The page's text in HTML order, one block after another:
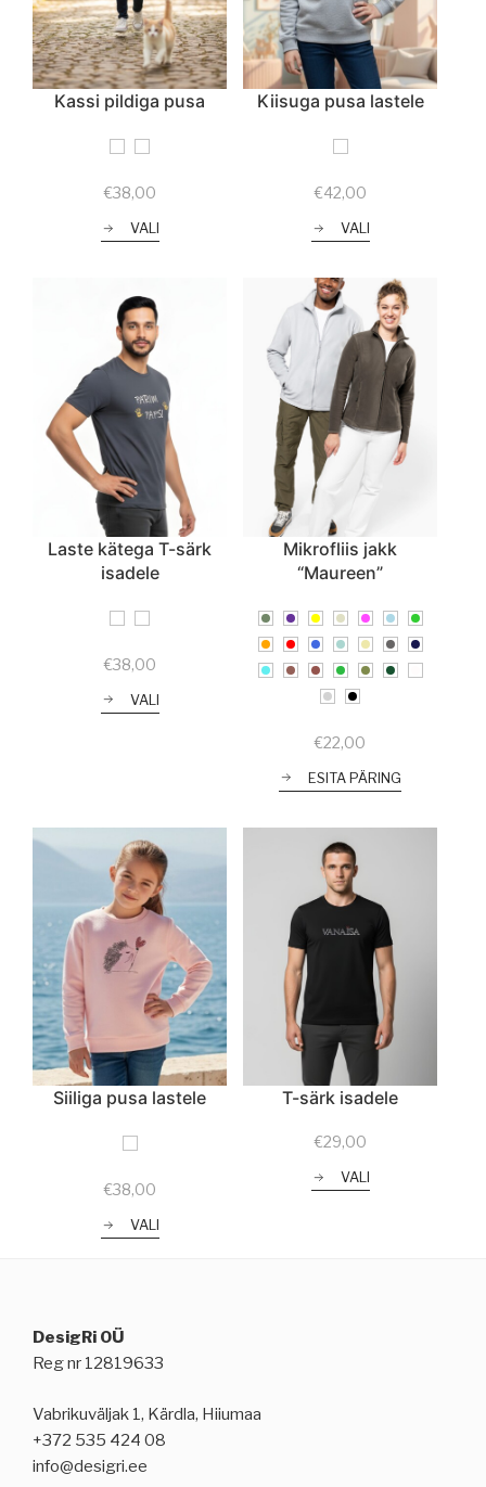
Kassi pildiga pusa
€38,00
VALI
Kiisuga pusa lastele
€42,00
VALI
Laste kätega T-särk
isadele
€38,00
VALI
Mikrofliis jakk
“Maureen”
€22,00
ESITA PÄRING
Siiliga pusa lastele
€38,00
VALI
T-särk isadele
€29,00
VALI
DesigRi OÜ
Reg nr 12819633
Vabrikuväljak 1, Kärdla, Hiiumaa
+372 535 424 08
info@desigri.ee